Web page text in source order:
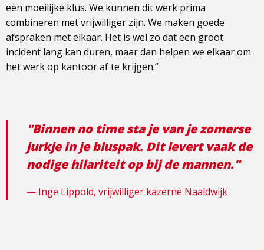
een moeilijke klus. We kunnen dit werk prima
combineren met vrijwilliger zijn. We maken goede
afspraken met elkaar. Het is wel zo dat een groot
incident lang kan duren, maar dan helpen we elkaar om
het werk op kantoor af te krijgen.”
"Binnen no time sta je van je zomerse
jurkje in je bluspak. Dit levert vaak de
nodige hilariteit op bij de mannen."
Inge Lippold, vrijwilliger kazerne Naaldwijk